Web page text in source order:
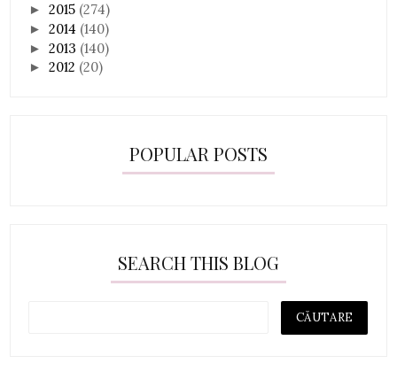
►2015 (274)
►2014 (140)
►2013 (140)
►2012 (20)
POPULAR POSTS
SEARCH THIS BLOG